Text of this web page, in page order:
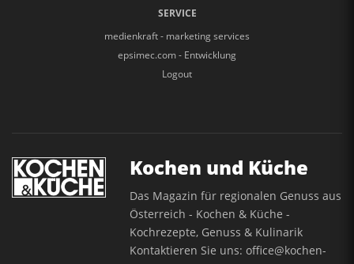
SERVICE
medienkraft - marketing services
epsimec.com - Entwicklung
Logout
Kochen und Küche
Das Magazin für regionalen Genuss aus
Österreich - Kochen & Küche -
Kochrezepte, Genuss & Kulinarik
Kontaktieren Sie uns:office@kochen-